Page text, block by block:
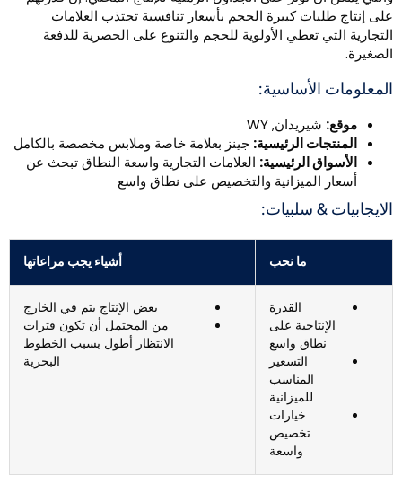
إنتاج طلبات كبيرة الحجم بأسعار تنافسية تجتذب العلامات
التي تعطي الأولوية للحجم والتنوع على الحصرية للدفعة
الأساسية:
موقع:شيريدان, WY
المنتجات الرئيسية:جينز بعلامة خاصة وملابس مخصصة بالكامل
الأسواق الرئيسية:العلامات التجارية واسعة النطاق تبحث عن
أسعار الميزانية والتخصيص على نطاق واسع
& سلبيات:
ما نحب أشياء يجب مراعاتها
القدرة
الإنتاجية على
نطاق واسع
التسعير
المناسب
للميزانية
خيارات
تخصيص
واسعة
بعض الإنتاج يتم في الخارج
من المحتمل أن تكون فترات
الانتظار أطول بسبب الخطوط
البحرية